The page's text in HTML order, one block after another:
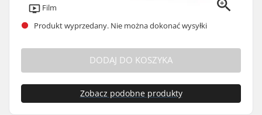
Film
Produkt wyprzedany. Nie można dokonać wysyłki
DODAJ DO KOSZYKA
Zobacz podobne produkty